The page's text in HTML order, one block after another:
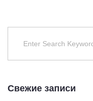
Свежие записи